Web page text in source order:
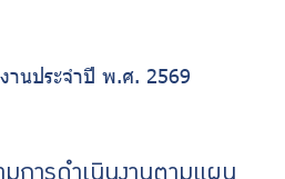
านประจําปี พ.ศ. 2569